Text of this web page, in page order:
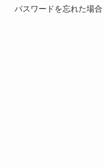
パスワードを忘れた場合